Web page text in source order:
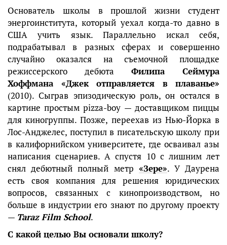
Основатель школы в прошлой жизни студент
энергоинститута, который уехал когда-то давно в
США учить язык. Параллельно искал себя,
подрабатывал в разных сферах и совершенно
случайно оказался на съемочной площадке
режиссерского дебюта Филипа Сеймура
Хоффмана «Джек отправляется в плаванье»
(2010). Сыграв эпизодическую роль, он остался в
картине простым pizza-boy — доставщиком пиццы
для киногруппы. Позже, переехав из Нью-Йорка в
Лос-Анджелес, поступил в писательскую школу при
в калифорнийском университете, где осваивал азы
написания сценариев. А cпустя 10 с лишним лет
снял дебютный полный метр «Зере». У Даурена
есть своя компания для решения юридических
вопросов, связанных с кинопроизводством, но
больше в индустрии его знают по другому проекту
— Taraz Film School.
С какой целью Вы основали школу?